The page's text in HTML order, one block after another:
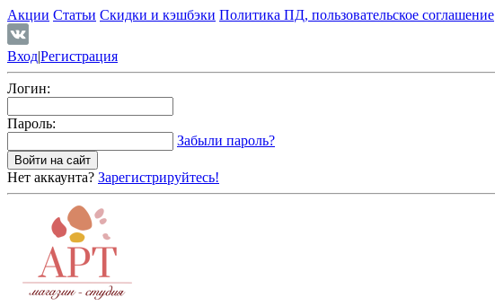
Акции Статьи Скидки и кэшбэки Политика ПД, пользовательское соглашение
Вход|Регистрация
Логин:
Пароль:
Забыли пароль?
Нет аккаунта? Зарегистрируйтесь!